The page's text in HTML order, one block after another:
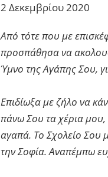
2 Δεκεμβρίου 2020
Από τότε που με
προσπάθησα να
Ύμνο της Αγάπης Σου,
Επιδίωξα με ζήλο να
πάνω Σου τα χέρια
αγαπά. Το Σχολείο Σου
την Σοφία. Αναπέμπω